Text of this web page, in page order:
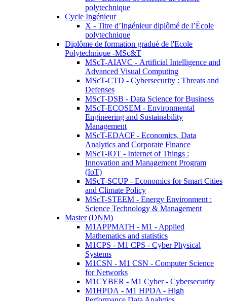
polytechnique
Cycle Ingénieur
X - Titre d’Ingénieur diplômé de l’École
polytechnique
Diplôme de formation gradué de l'Ecole
Polytechnique -MSc&T
MScT-AIAVC - Artificial Intelligence and
Advanced Visual Computing
MScT-CTD - Cybersecurity : Threats and
Defenses
MScT-DSB - Data Science for Business
MScT-ECOSEM - Environmental
Engineering and Sustainability
Management
MScT-EDACF - Economics, Data
Analytics and Corporate Finance
MScT-IOT - Internet of Things :
Innovation and Management Program
(IoT)
MScT-SCUP - Economics for Smart Cities
and Climate Policy
MScT-STEEM - Energy Environment :
Science Technology & Management
Master (DNM)
M1APPMATH - M1 - Applied
Mathematics and statistics
M1CPS - M1 CPS - Cyber Physical
Systems
M1CSN - M1 CSN - Computer Science
for Networks
M1CYBER - M1 Cyber - Cybersecurity
M1HPDA - M1 HPDA - High